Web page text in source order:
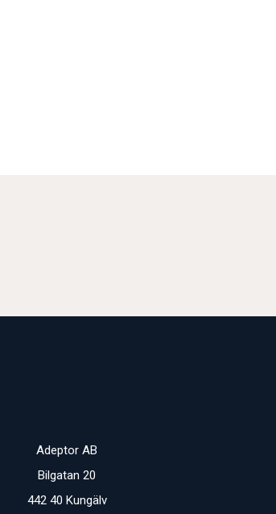
Adeptor AB
Bilgatan 20
442 40 Kungälv